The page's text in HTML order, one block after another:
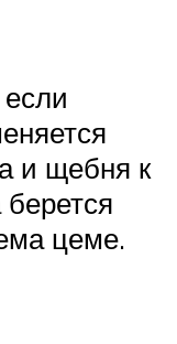
и щебня к
цеме.